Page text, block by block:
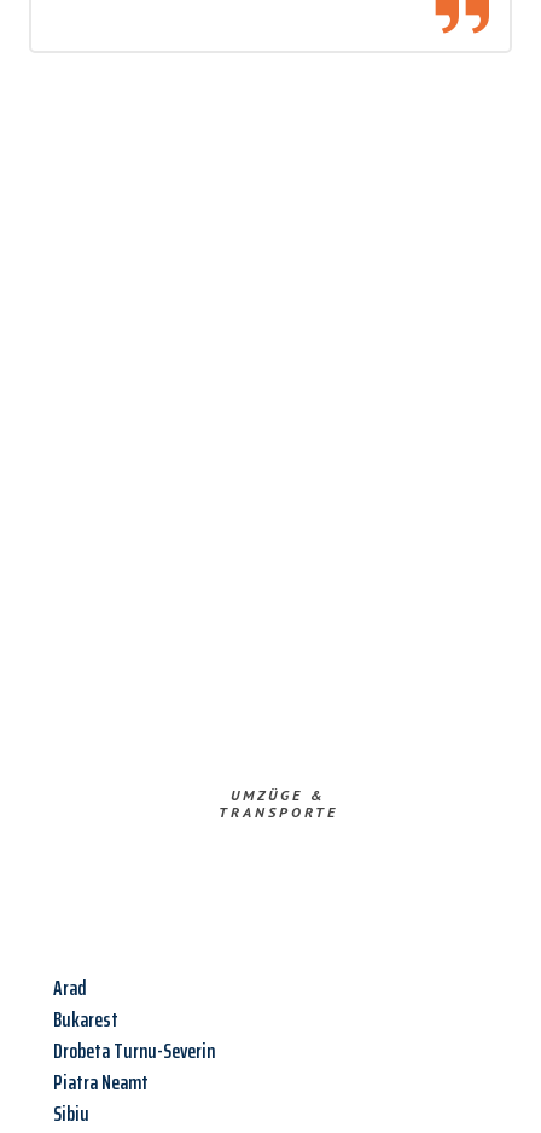
UMZÜGE &
TRANSPORTE
Arad
Bukarest
Drobeta Turnu-Severin
Piatra Neamt
Sibiu